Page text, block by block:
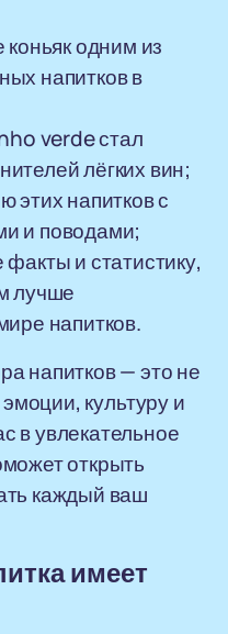
коньяк одним из
напитков в
verde стал
лёгких вин;
этих напитков с
и поводами;
и статистику,
лучше
напитков.
напитков — это не
культуру и
в увлекательное
открыть
каждый ваш
имеет